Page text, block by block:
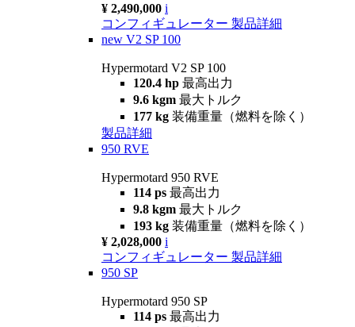
¥ 2,490,000 i
コンフィギュレーター 製品詳細
new V2 SP 100
Hypermotard V2 SP 100
120.4 hp 最高出力
9.6 kgm 最大トルク
177 kg 装備重量（燃料を除く）
製品詳細
950 RVE
Hypermotard 950 RVE
114 ps 最高出力
9.8 kgm 最大トルク
193 kg 装備重量（燃料を除く）
¥ 2,028,000 i
コンフィギュレーター 製品詳細
950 SP
Hypermotard 950 SP
114 ps 最高出力